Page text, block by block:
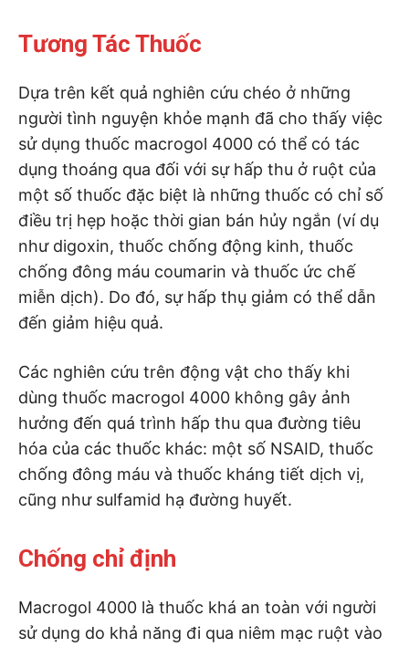
Tương Tác Thuốc
Dựa trên kết quả nghiên cứu chéo ở những
người tình nguyện khỏe mạnh đã cho thấy việc
sử dụng thuốc macrogol 4000 có thể có tác
dụng thoáng qua đối với sự hấp thu ở ruột của
một số thuốc đặc biệt là những thuốc có chỉ số
điều trị hẹp hoặc thời gian bán hủy ngắn (ví dụ
như digoxin, thuốc chống động kinh, thuốc
chống đông máu coumarin và thuốc ức chế
miễn dịch). Do đó, sự hấp thụ giảm có thể dẫn
đến giảm hiệu quả.
Các nghiên cứu trên động vật cho thấy khi
dùng thuốc macrogol 4000 không gây ảnh
hưởng đến quá trình hấp thu qua đường tiêu
hóa của các thuốc khác: một số NSAID, thuốc
chống đông máu và thuốc kháng tiết dịch vị,
cũng như sulfamid hạ đường huyết.
Chống chỉ định
Macrogol 4000 là thuốc khá an toàn với người
sử dụng do khả năng đi qua niêm mạc ruột vào